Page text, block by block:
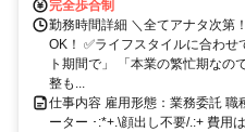
完全歩合制
勤務時間詳細 ＼全てアナタ次第
OK！ ✅ライフスタイルに合わ
ト期間で」 「本業の繁忙期なの
整も...
仕事内容 雇用形態：業務委託 職
ーター ･:*+.\顔出し不要/.:+ 費用